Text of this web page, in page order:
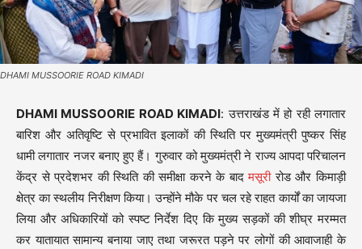
DHAMI MUSSOORIE ROAD KIMADI
DHAMI MUSSOORIE ROAD KIMADI: उत्तराखंड में हो रही लगातार
बारिश और अतिवृष्टि से प्रभावित इलाकों की स्थिति पर मुख्यमंत्री पुष्कर सिंह
धामी लगातार नजर बनाए हुए हैं। गुरुवार को मुख्यमंत्री ने राज्य आपदा परिचालन
केंद्र से प्रदेशभर की स्थिति की समीक्षा करने के बादमसूरीरोड और किमाड़ी
क्षेत्र का स्थलीय निरीक्षण किया। उन्होंने मौके पर चल रहे राहत कार्यों का जायजा
लिया और अधिकारियों को स्पष्ट निर्देश दिए कि मुख्य सड़कों की शीघ्र मरम्मत
कर यातायात सामान्य बनाया जाए तथा जरूरत पड़ने पर लोगों की आवाजाही के